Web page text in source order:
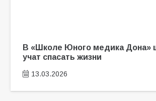
В «Школе Юного медика Дона»
учат спасать жизни
13.03.2026